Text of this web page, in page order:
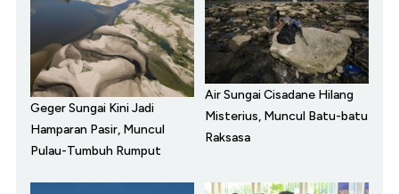
Geger Sungai Kini Jadi
Hamparan Pasir, Muncul
Pulau-Tumbuh Rumput
Air Sungai Cisadane Hilang
Misterius, Muncul Batu-batu
Raksasa